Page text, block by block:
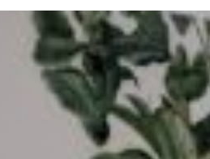
tvarů, široký výběr
a barev
propustnosti světla, látky
PEARL látky
dvou různých látek v jednom